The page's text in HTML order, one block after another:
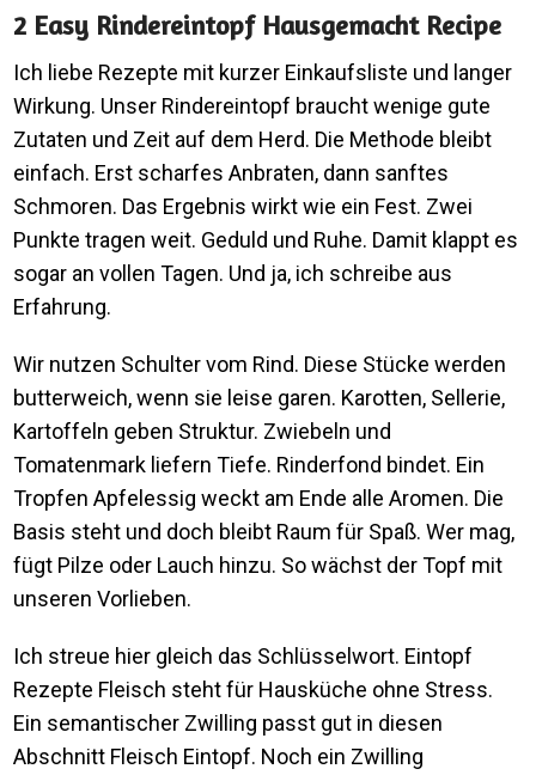
2 Easy Rindereintopf Hausgemacht Recipe
Ich liebe Rezepte mit kurzer Einkaufsliste und langer
Wirkung. Unser Rindereintopf braucht wenige gute
Zutaten und Zeit auf dem Herd. Die Methode bleibt
einfach. Erst scharfes Anbraten, dann sanftes
Schmoren. Das Ergebnis wirkt wie ein Fest. Zwei
Punkte tragen weit. Geduld und Ruhe. Damit klappt es
sogar an vollen Tagen. Und ja, ich schreibe aus
Erfahrung.
Wir nutzen Schulter vom Rind. Diese Stücke werden
butterweich, wenn sie leise garen. Karotten, Sellerie,
Kartoffeln geben Struktur. Zwiebeln und
Tomatenmark liefern Tiefe. Rinderfond bindet. Ein
Tropfen Apfelessig weckt am Ende alle Aromen. Die
Basis steht und doch bleibt Raum für Spaß. Wer mag,
fügt Pilze oder Lauch hinzu. So wächst der Topf mit
unseren Vorlieben.
Ich streue hier gleich das Schlüsselwort. Eintopf
Rezepte Fleisch steht für Hausküche ohne Stress.
Ein semantischer Zwilling passt gut in diesen
Abschnitt Fleisch Eintopf. Noch ein Zwilling